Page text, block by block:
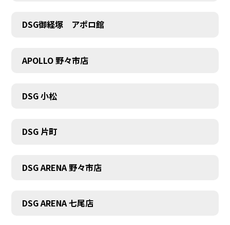
COMPANY
DSG御経塚 アポロ館
APOLLO 野々市店
DSG 小松
DSG 片町
DSG ARENA 野々市店
DSG ARENA 七尾店